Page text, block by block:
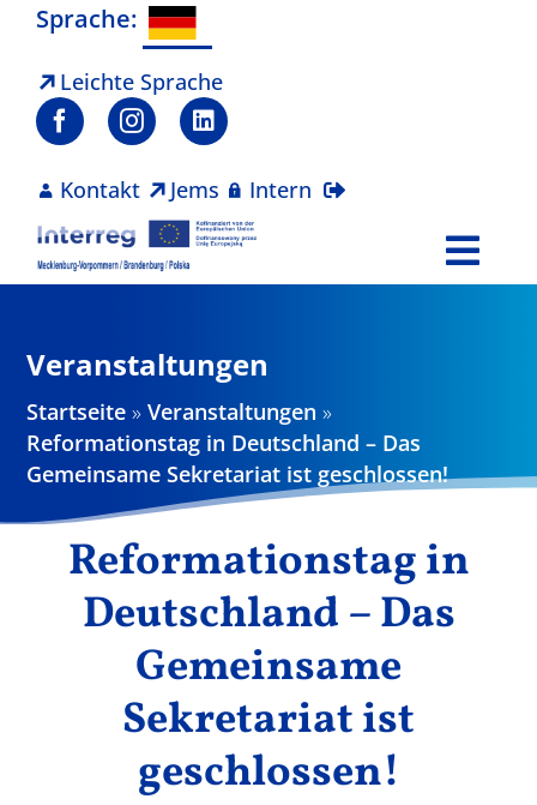
Zum
springen
Sprache:
Leichte Sprache
Kontakt Jems Intern
Projekte
Aktuelles
Ergebnisse
Veranstaltungen
Startseite »Veranstaltungen »
Reformationstag in Deutschland – Das
Gemeinsame Sekretariat ist geschlossen!
Reformationstag in
Deutschland – Das
Gemeinsame
Sekretariat ist
geschlossen!